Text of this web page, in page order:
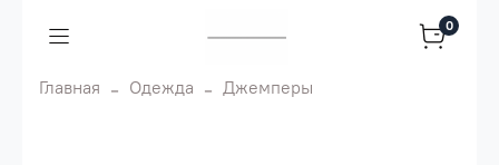
0
Главная Одежда Джемперы